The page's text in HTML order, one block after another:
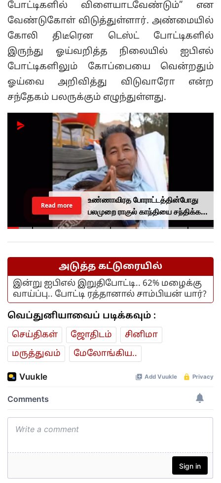
போட்டிகளில் விளையாடவேண்டும்” என
வேண்டுகோள் விடுத்துள்ளார். அண்மையில்
கோலி திடீரென டெஸ்ட் போட்டிகளில்
இருந்து ஓய்வறித்த நிலையில் ஐபிஎல்
போட்டிகளிலும் கோப்பையை வென்றதும்
ஓய்வை அறிவித்து விடுவாரோ என்ற
சந்தேகம் பலருக்கும் எழுந்துள்ளது.
உண்ணாவிரத போராட்டத்தின்போது
பலமுறை ராகுல் காந்தியை சந்திக்க
முயன்றாரா சோனம் வாங்சுக்
Read more
அடுத்த கட்டுரையில்
இன்று ஐபிஎல் இறுதிபோட்டி.. 62% மழைக்கு
வாய்ப்பு.. போட்டி ரத்தானால் சாம்பியன் யார்?
வெப்துனியாவைப் படிக்கவும் :
செய்திகள் ஜோ‌திட‌ம்
சினிமா
மரு‌த்துவ‌ம்
மேலோங்கிய..